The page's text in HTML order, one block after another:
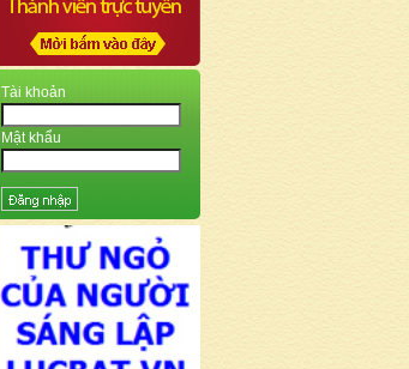
Tài khoản
Mật khẩu